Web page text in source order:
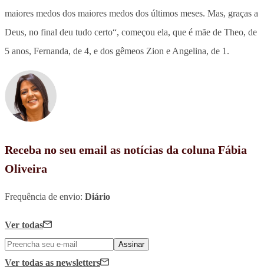
maiores medos dos maiores medos dos últimos meses. Mas, graças a
Deus, no final deu tudo certo“, começou ela, que é mãe de Theo, de
5 anos, Fernanda, de 4, e dos gêmeos Zion e Angelina, de 1.
Receba no seu email as notícias da coluna Fábia
Oliveira
Frequência de envio: Diário
Ver todas
Assinar
Ver todas as newsletters